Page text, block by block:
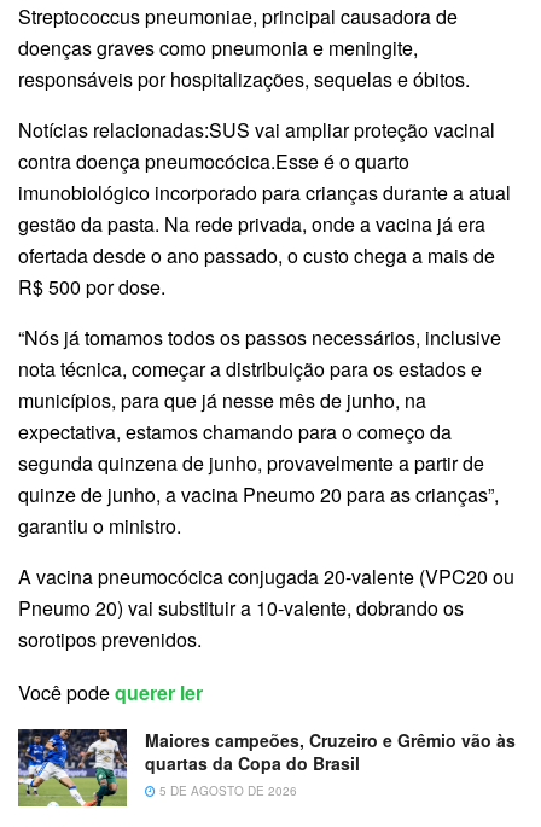
Streptococcus pneumoniae, principal causadora de
doenças graves como pneumonia e meningite,
responsáveis por hospitalizações, sequelas e óbitos.
Notícias relacionadas:SUS vai ampliar proteção vacinal
contra doença pneumocócica.Esse é o quarto
imunobiológico incorporado para crianças durante a atual
gestão da pasta. Na rede privada, onde a vacina já era
ofertada desde o ano passado, o custo chega a mais de
R$ 500 por dose.
“Nós já tomamos todos os passos necessários, inclusive
nota técnica, começar a distribuição para os estados e
municípios, para que já nesse mês de junho, na
expectativa, estamos chamando para o começo da
segunda quinzena de junho, provavelmente a partir de
quinze de junho, a vacina Pneumo 20 para as crianças”,
garantiu o ministro.
A vacina pneumocócica conjugada 20-valente (VPC20 ou
Pneumo 20) vai substituir a 10-valente, dobrando os
sorotipos prevenidos.
Você podequerer ler
Maiores campeões, Cruzeiro e Grêmio vão às
quartas da Copa do Brasil
5 DE AGOSTO DE 2026